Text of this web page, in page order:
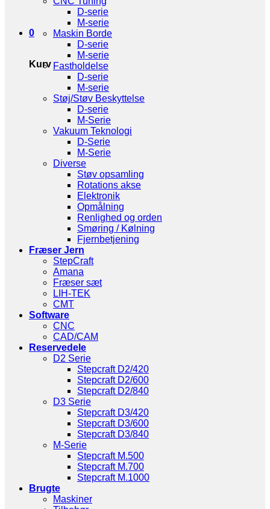
0
Kurv
D-serie
M-serie
Maskin Borde
D-serie
M-serie
Fastholdelse
D-serie
M-serie
Støj/Støv Beskyttelse
D-serie
M-Serie
Vakuum Teknologi
D-Serie
M-Serie
Diverse
Støv opsamling
Rotations akse
Elektronik
Opmålning
Renlighed og orden
Smøring / Kølning
Fjernbetjening
Fræser Jern
StepCraft
Amana
Fræser sæt
LIH-TEK
CMT
Software
CNC
CAD/CAM
Reservedele
D2 Serie
Stepcraft D2/420
Stepcraft D2/600
Stepcraft D2/840
D3 Serie
Stepcraft D3/420
Stepcraft D3/600
Stepcraft D3/840
M-Serie
Stepcraft M.500
Stepcraft M.700
Stepcraft M.1000
Brugte
Maskiner